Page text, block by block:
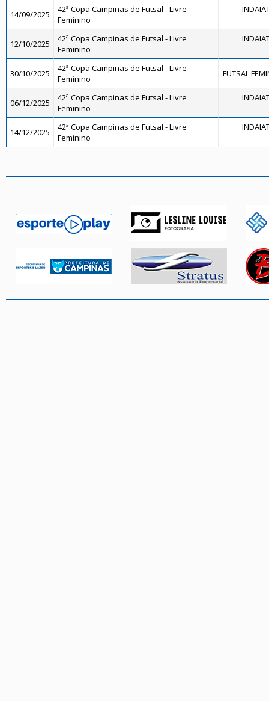
14/09/2025
42ª Copa Campinas de Futsal - Livre
Feminino
12/10/2025
42ª Copa Campinas de Futsal - Livre
Feminino
30/10/2025
42ª Copa Campinas de Futsal - Livre
Feminino
FUTSAL
06/12/2025
42ª Copa Campinas de Futsal - Livre
Feminino
14/12/2025
42ª Copa Campinas de Futsal - Livre
Feminino